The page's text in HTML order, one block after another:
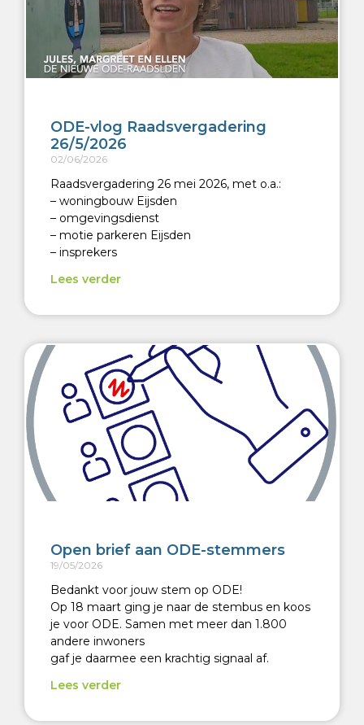
ODE-vlog Raadsvergadering
26/5/2026
02/06/2026
Raadsvergadering 26 mei 2026, met o.a.:
– woningbouw Eijsden
– omgevingsdienst
– motie parkeren Eijsden
– insprekers
Lees verder
Open brief aan ODE-stemmers
19/05/2026
Bedankt voor jouw stem op ODE!
Op 18 maart ging je naar de stembus en koos
je voor ODE. Samen met meer dan 1.800
andere inwoners
gaf je daarmee een krachtig signaal af.
Lees verder